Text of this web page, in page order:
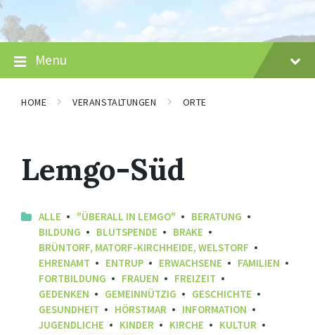
Skip
to
content
Skip
to
main
navigation
Skip
to
footer
Menu
HOME VERANSTALTUNGEN ORTE
Lemgo-Süd
ALLE "ÜBERALL IN LEMGO"
BERATUNG
BILDUNG
BLUTSPENDE
BRAKE
BRÜNTORF, MATORF-KIRCHHEIDE, WELSTORF
EHRENAMT
ENTRUP ERWACHSENE
FAMILIEN
FORTBILDUNG
FRAUEN
FREIZEIT
GEDENKEN
GEMEINNÜTZIG
GESCHICHTE
GESUNDHEIT
HÖRSTMAR
INFORMATION
JUGENDLICHE
KINDER KIRCHE
KULTUR